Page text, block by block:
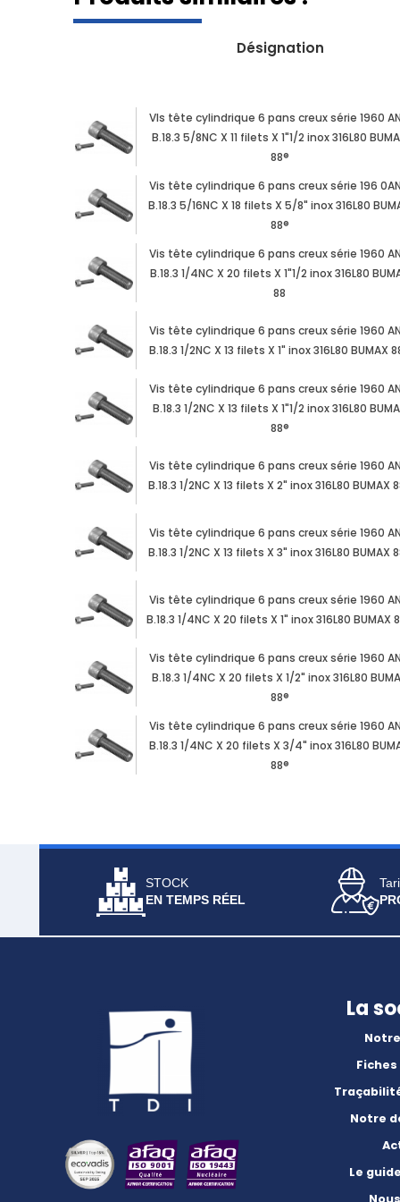
Désignation
VIs tête cylindrique 6 pans creux série 1960
B.18.3 5/8NC X 11 filets X 1"1/2 inox 316L80
88®
Vis tête cylindrique 6 pans creux série 196
B.18.3 5/16NC X 18 filets X 5/8" inox 316L80
88®
Vis tête cylindrique 6 pans creux série 1960
B.18.3 1/4NC X 20 filets X 1"1/2 inox 316L80
88
Vis tête cylindrique 6 pans creux série 1960
B.18.3 1/2NC X 13 filets X 1" inox 316L80 BUMAX
Vis tête cylindrique 6 pans creux série 1960
B.18.3 1/2NC X 13 filets X 1"1/2 inox 316L80
88®
Vis tête cylindrique 6 pans creux série 1960
B.18.3 1/2NC X 13 filets X 2" inox 316L80 BUMAX
Vis tête cylindrique 6 pans creux série 1960
B.18.3 1/2NC X 13 filets X 3" inox 316L80 BUMAX
Vis tête cylindrique 6 pans creux série 1960
B.18.3 1/4NC X 20 filets X 1" inox 316L80 BUMAX
Vis tête cylindrique 6 pans creux série 1960
B.18.3 1/4NC X 20 filets X 1/2" inox 316L80
88®
Vis tête cylindrique 6 pans creux série 1960
B.18.3 1/4NC X 20 filets X 3/4" inox 316L80
88®
STOCK
EN TEMPS RÉEL
La
Notre
Le